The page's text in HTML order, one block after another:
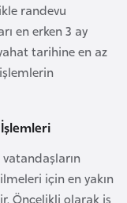
randevu
en erken 3 ay
tarihine en az
için en yakın
Öncelikli olarak iş